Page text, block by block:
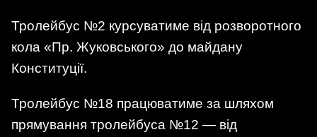
Тролейбус №2 курсуватиме від розворотного
кола «Пр. Жуковського» до майдану
Конституції.
Тролейбус №18 працюватиме за шляхом
прямування тролейбуса №12 — від